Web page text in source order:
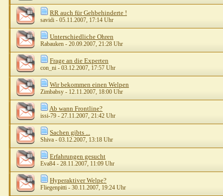
RR auch für Gehbehinderte !
savidi - 05.11.2007, 17:14 Uhr
Unterschiedliche Ohren
Rabauken - 20.09.2007, 21:28 Uhr
Frage an die Experten
con_ni - 03.12.2007, 17:57 Uhr
Wir bekommen einen Welpen
Zimbabsy - 12.11.2007, 18:00 Uhr
Ab wann Frontline?
issi-79 - 27.11.2007, 21:42 Uhr
Sachen gibts ...
Shiva - 03.12.2007, 13:18 Uhr
Erfahrungen gesucht
Eva84 - 28.11.2007, 11:09 Uhr
Hyperaktiver Welpe?
Fliegenpitti - 30.11.2007, 19:24 Uhr